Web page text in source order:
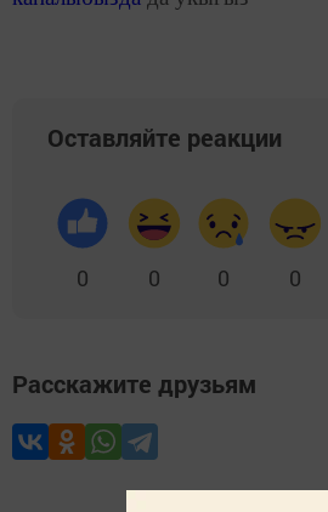
Оставляйте реакции
0 0 0 0
Расскажите друзьям